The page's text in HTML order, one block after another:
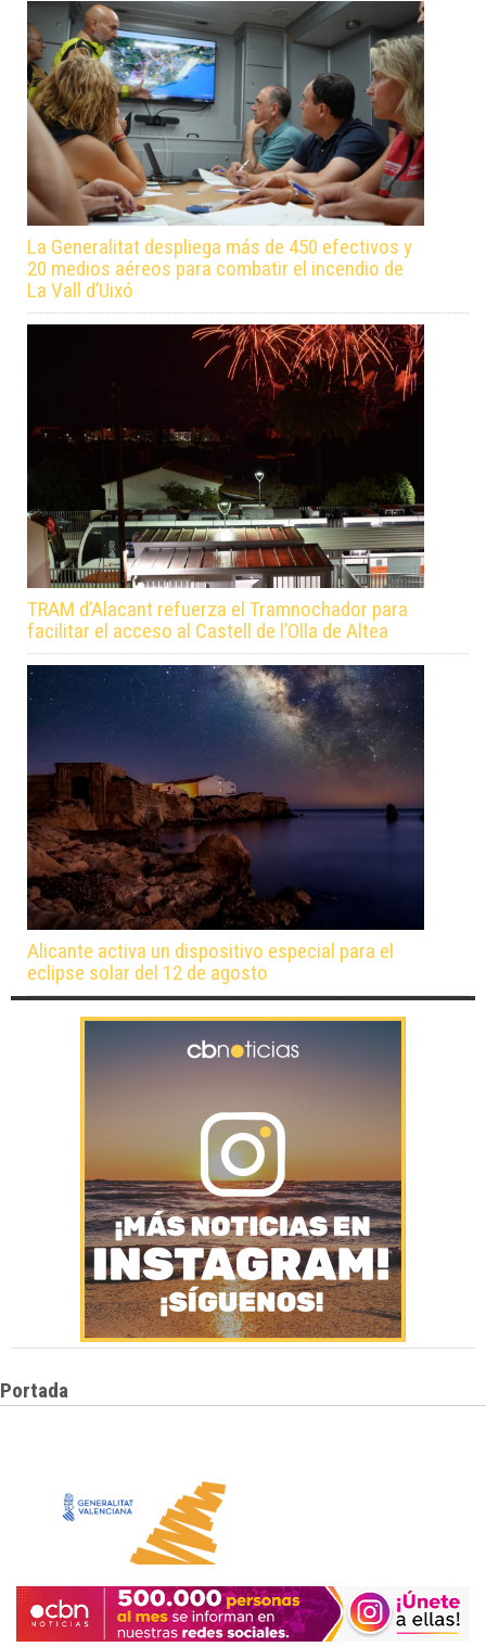
La Generalitat despliega más de 450 efectivos y
20 medios aéreos para combatir el incendio de
La Vall d’Uixó
TRAM d’Alacant refuerza el Tramnochador para
facilitar el acceso al Castell de l’Olla de Altea
Alicante activa un dispositivo especial para el
eclipse solar del 12 de agosto
Portada